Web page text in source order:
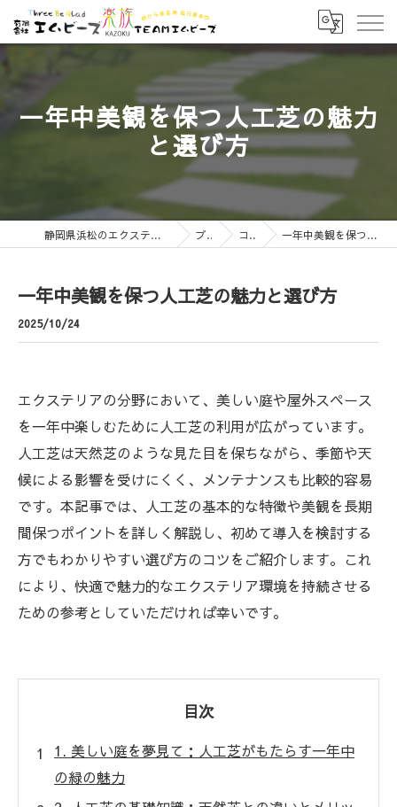
一年中美観を保つ人工芝の魅力
と選び方
静岡県浜松のエクステリアなら有限会社エムビーズ ブログ コラム 一年中美観を保つ人工芝の魅力と選び方
一年中美観を保つ人工芝の魅力と選び方
2025/10/24
エクステリアの分野において、美しい庭や屋外スペース
を一年中楽しむために人工芝の利用が広がっています。
人工芝は天然芝のような見た目を保ちながら、季節や天
候による影響を受けにくく、メンテナンスも比較的容易
です。本記事では、人工芝の基本的な特徴や美観を長期
間保つポイントを詳しく解説し、初めて導入を検討する
方でもわかりやすい選び方のコツをご紹介します。これ
により、快適で魅力的なエクステリア環境を持続させる
ための参考としていただければ幸いです。
目次
1. 美しい庭を夢見て：人工芝がもたらす一年中
の緑の魅力